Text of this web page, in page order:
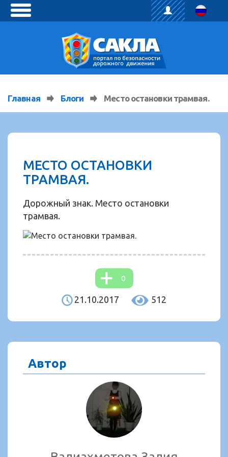
toggle
Главная Блоги Место остановки трамвая.
МЕСТО ОСТАНОВКИ
ТРАМВАЯ.
Дорожный знак. Место остановки
трамвая.
0
21.10.2017 512
Автор